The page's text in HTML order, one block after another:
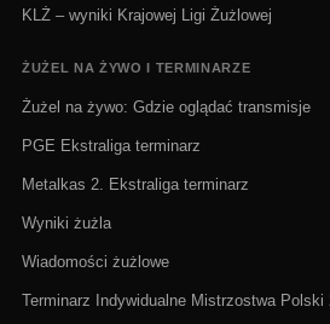
KLŻ – wyniki Krajowej Ligi Żużlowej
ŻUŻEL NA ŻYWO I TERMINARZE
Żużel na żywo: Gdzie oglądać transmisje
PGE Ekstraliga terminarz
Metalkas 2. Ekstraliga terminarz
Wyniki żużla
Wiadomości żużlowe
Terminarz Indywidualne Mistrzostwa Polski